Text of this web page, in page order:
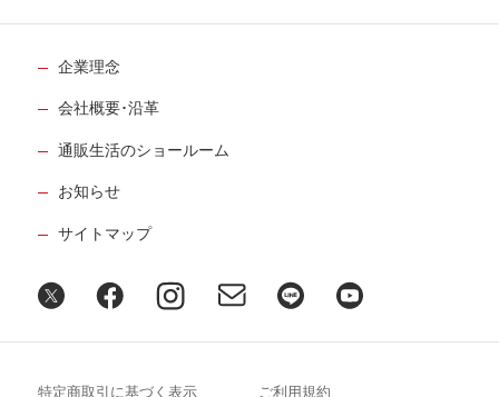
企業理念
会社概要･沿革
通販生活のショールーム
お知らせ
サイトマップ
特定商取引に基づく表示 ご利用規約